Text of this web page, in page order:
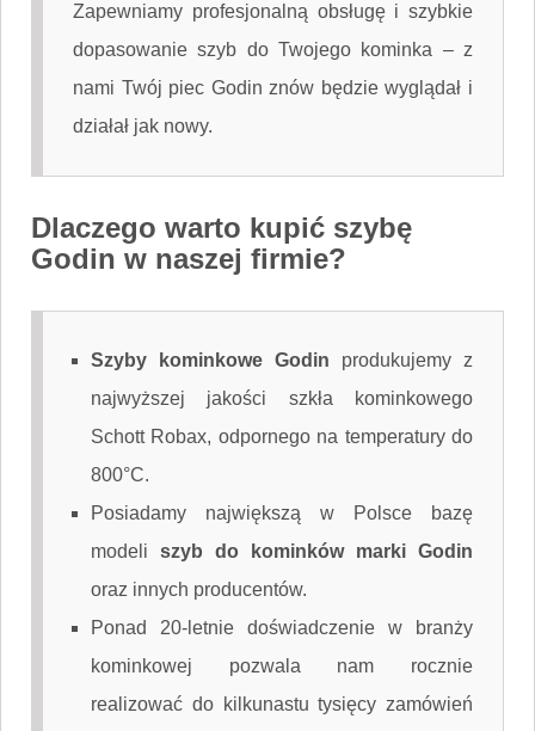
Zapewniamy profesjonalną obsługę i szybkie
dopasowanie szyb do Twojego kominka – z
nami Twój piec Godin znów będzie wyglądał i
działał jak nowy.
Dlaczego warto kupić szybę
Godin w naszej firmie?
Szyby kominkowe Godin produkujemy z
najwyższej jakości szkła kominkowego
Schott Robax, odpornego na temperatury do
800°C.
Posiadamy największą w Polsce bazę
modeli szyb do kominków marki Godin
oraz innych producentów.
Ponad 20-letnie doświadczenie w branży
kominkowej pozwala nam rocznie
realizować do kilkunastu tysięcy zamówień